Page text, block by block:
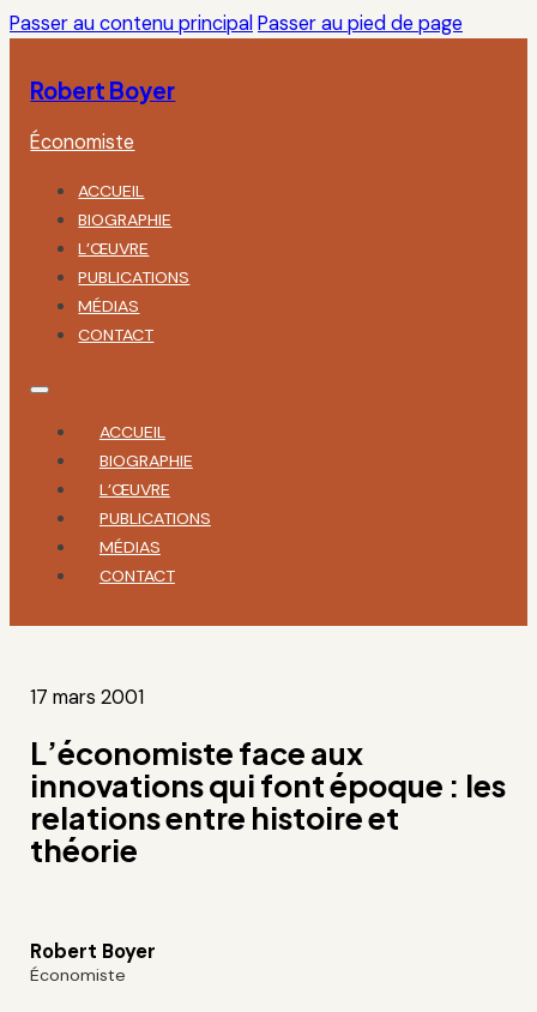
Passer au contenu principal Passer au pied de page
Robert Boyer
Économiste
ACCUEIL
BIOGRAPHIE
L’ŒUVRE
PUBLICATIONS
MÉDIAS
CONTACT
ACCUEIL
BIOGRAPHIE
L’ŒUVRE
PUBLICATIONS
MÉDIAS
CONTACT
17 mars 2001
L’économiste face aux
innovations qui font époque : les
relations entre histoire et
théorie
Robert Boyer
Économiste